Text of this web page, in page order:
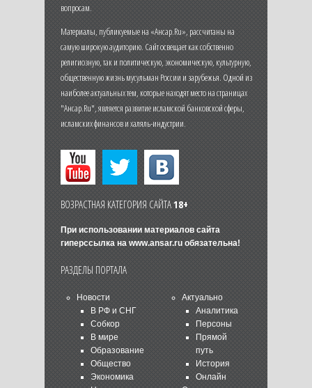
вопросам.
Материалы, публикуемые на «Ансар.Ru», рассчитаны на
самую широкую аудиторию. Сайт освещает как собственно
религиозную, так и политическую, экономическую, культурную,
общественную жизнь мусульман России и зарубежья. Одной из
наиболее актуальных тем, которые находят место на страницах
"Ансар.Ru", является развитие исламской банковской сферы,
исламских финансов и халяль-индустрии.
ВОЗРАСТНАЯ КАТЕГОРИЯ САЙТА18+
При использовании материалов сайта
гиперссылка на www.ansar.ruобязательна!
РАЗДЕЛЫ ПОРТАЛА
Новости
В РФ и СНГ
Собкор
В мире
Образование
Общество
Экономика
Актуально
Аналитика
Персоны
Прямой
путь
История
Онлайн